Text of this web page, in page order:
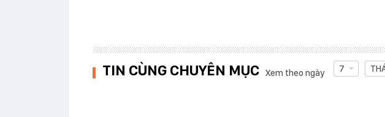
TIN CÙNG CHUYÊN MỤC Xem theo ngày 7